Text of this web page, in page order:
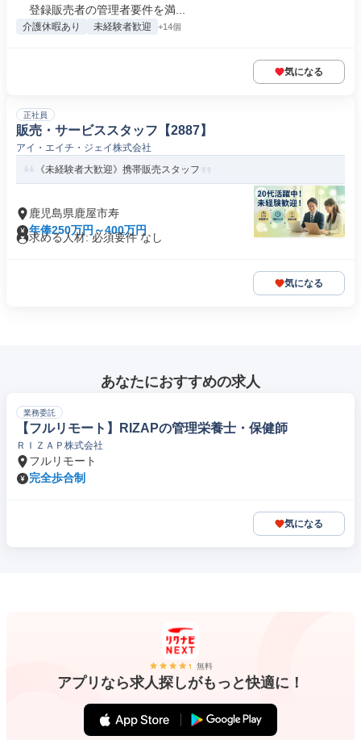
登録販売者の管理者要件を満...
介護休暇あり 未経験者歓迎 +14個
気になる
正社員
販売・サービススタッフ【2887】
アイ・エイチ・ジェイ株式会社
《未経験者大歓迎》携帯販売スタッフ
鹿児島県鹿屋市寿
年俸250万円～400万円
求める人材: 必須要件 なし
気になる
あなたにおすすめの求人
業務委託
【フルリモート】RIZAPの管理栄養士・保健師
ＲＩＺＡＰ株式会社
フルリモート
完全歩合制
気になる
無料
アプリなら求人探しがもっと快適に！